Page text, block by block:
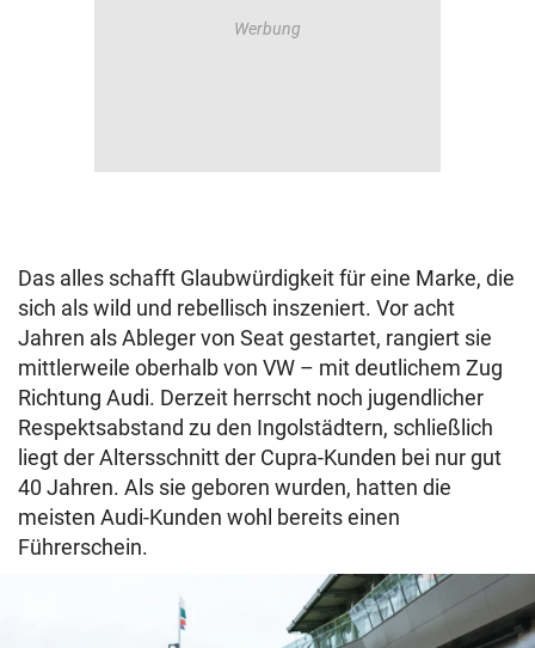
Das alles schafft Glaubwürdigkeit für eine Marke, die
sich als wild und rebellisch inszeniert. Vor acht
Jahren als Ableger von Seat gestartet, rangiert sie
mittlerweile oberhalb von VW – mit deutlichem Zug
Richtung Audi. Derzeit herrscht noch jugendlicher
Respektsabstand zu den Ingolstädtern, schließlich
liegt der Altersschnitt der Cupra-Kunden bei nur gut
40 Jahren. Als sie geboren wurden, hatten die
meisten Audi-Kunden wohl bereits einen
Führerschein.